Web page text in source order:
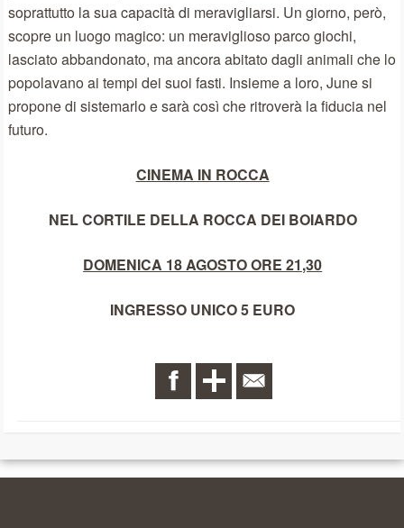
soprattutto la sua capacità di meravigliarsi. Un giorno, però,
scopre un luogo magico: un meraviglioso parco giochi,
lasciato abbandonato, ma ancora abitato dagli animali che lo
popolavano ai tempi dei suoi fasti. Insieme a loro, June si
propone di sistemarlo e sarà così che ritroverà la fiducia nel
futuro.
CINEMA IN ROCCA
NEL CORTILE DELLA ROCCA DEI BOIARDO
DOMENICA 18 AGOSTO ORE 21,30
INGRESSO UNICO 5 EURO